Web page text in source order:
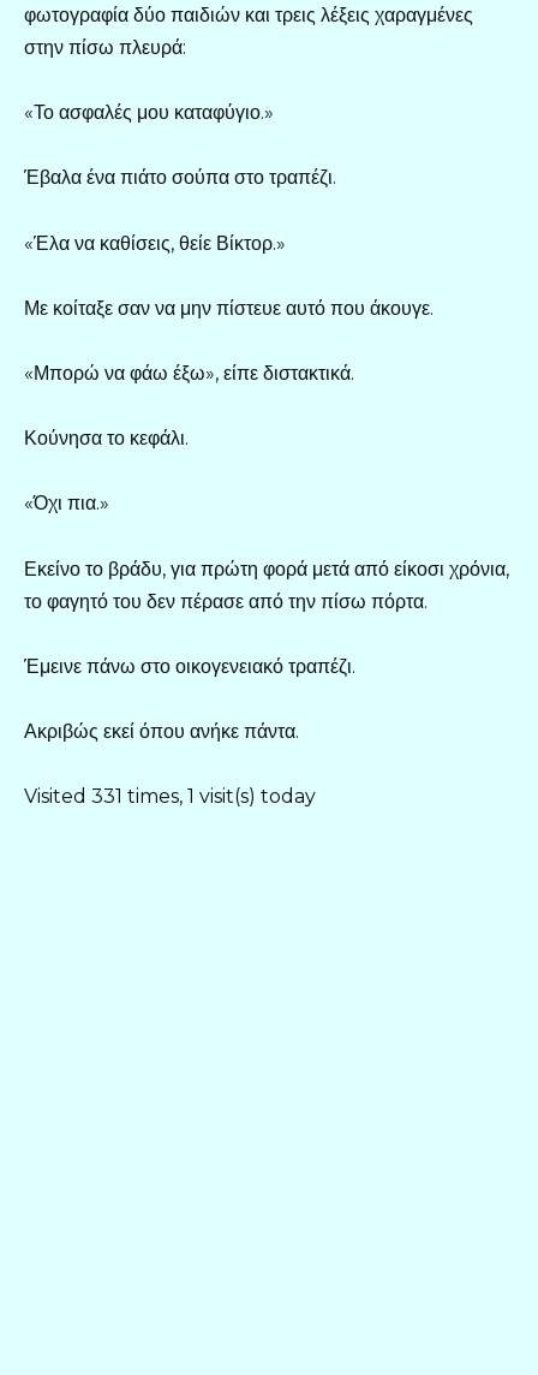
φωτογραφία δύο παιδιών και τρεις λέξεις χαραγμένες
στην πίσω πλευρά:
«Το ασφαλές μου καταφύγιο.»
Έβαλα ένα πιάτο σούπα στο τραπέζι.
«Έλα να καθίσεις, θείε Βίκτορ.»
Με κοίταξε σαν να μην πίστευε αυτό που άκουγε.
«Μπορώ να φάω έξω», είπε διστακτικά.
Κούνησα το κεφάλι.
«Όχι πια.»
Εκείνο το βράδυ, για πρώτη φορά μετά από είκοσι χρόνια,
το φαγητό του δεν πέρασε από την πίσω πόρτα.
Έμεινε πάνω στο οικογενειακό τραπέζι.
Ακριβώς εκεί όπου ανήκε πάντα.
Visited 331 times, 1 visit(s) today